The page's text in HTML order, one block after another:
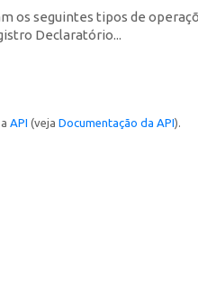
os seguintes tipos de
Declaratório...
API (veja Documentação da API).